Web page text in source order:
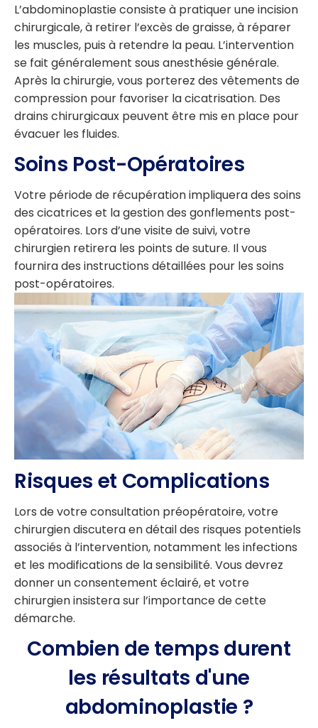
L’abdominoplastie consiste à pratiquer une incision
chirurgicale, à retirer l’excès de graisse, à réparer
les muscles, puis à retendre la peau. L’intervention
se fait généralement sous anesthésie générale.
Après la chirurgie, vous porterez des vêtements de
compression pour favoriser la cicatrisation. Des
drains chirurgicaux peuvent être mis en place pour
évacuer les fluides.
Soins Post-Opératoires
Votre période de récupération impliquera des soins
des cicatrices et la gestion des gonflements post-
opératoires. Lors d’une visite de suivi, votre
chirurgien retirera les points de suture. Il vous
fournira des instructions détaillées pour les soins
post-opératoires.
Risques et Complications
Lors de votre consultation préopératoire, votre
chirurgien discutera en détail des risques potentiels
associés à l’intervention, notamment les infections
et les modifications de la sensibilité. Vous devrez
donner un consentement éclairé, et votre
chirurgien insistera sur l’importance de cette
démarche.
Combien de temps durent
les résultats d'une
abdominoplastie ?